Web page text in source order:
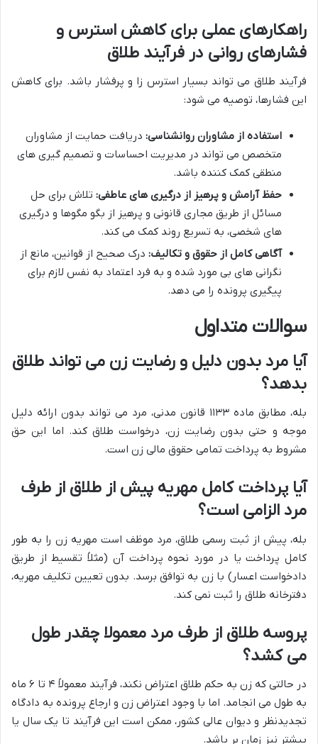
راهکارهای عملی برای کاهش استرس و
فشارهای روانی در فرآیند طلاق
فرآیند طلاق می تواند بسیار استرس زا و پرفشار باشد. برای کاهش
این فشارها، توصیه می شود:
استفاده از مشاوران روانشناسی: دریافت حمایت از مشاوران
متخصص می تواند در مدیریت احساسات و تصمیم گیری های
منطقی کمک کننده باشد.
حفظ آرامش و پرهیز از درگیری های عاطفی: تلاش برای حل
مسائل از طریق مجاری قانونی و پرهیز از بگو مگوها و درگیری
های شخصی، به تسریع روند کمک می کند.
آگاهی کامل از حقوق و تکالیف: درک صحیح از قوانین، مانع از
نگرانی های بی مورد شده و به فرد اعتماد به نفس لازم برای
پیگیری پرونده را می دهد.
سوالات متداول
آیا مرد بدون دلیل و رضایت زن می تواند طلاق
بدهد؟
بله، مطابق ماده ۱۱۳۳ قانون مدنی، مرد می تواند بدون ارائه دلیل
موجه و حتی بدون رضایت زن، درخواست طلاق کند. اما این حق
مشروط به پرداخت تمامی حقوق مالی زن است.
آیا پرداخت کامل مهریه پیش از طلاق از طرف
مرد الزامی است؟
بله، پیش از ثبت رسمی طلاق، مرد موظف است مهریه زن را به طور
کامل پرداخت یا در مورد نحوه پرداخت آن (مثلاً تقسیط از طریق
دادخواست اعسار) با زن به توافق برسد. بدون تعیین تکلیف مهریه،
دفترخانه طلاق را ثبت نمی کند.
پروسه طلاق از طرف مرد معمولا چقدر طول
می کشد؟
در حالتی که زن به حکم طلاق اعتراض نکند، فرآیند معمولاً ۴ تا ۶ ماه
به طول می انجامد. اما با وجود اعتراض زن و ارجاع پرونده به دادگاه
تجدیدنظر و دیوان عالی کشور، ممکن است این فرآیند تا یک سال یا
بیشتر نیز زمان بر باشد.